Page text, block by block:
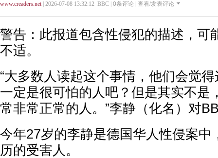
www.creaders.net| 2026-07-08 13:32:12 BBC | 0条评论 | 查看/发表评论
警告：此报道包含性侵犯的描述，可
不适。
“大多数人读起这个事情，他们会觉
一定是很可怕的人吧？但是其实不是
常非常正常的人。”李静（化名）对
今年27岁的李静是德国华人性侵案中
历的受害人。